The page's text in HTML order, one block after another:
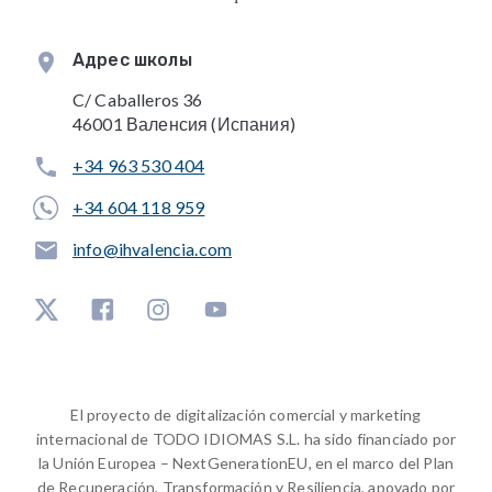
Адрес школы
C/ Caballeros 36
46001 Валенсия (Испания)
+34 963 530 404
+34 604 118 959
info@ihvalencia.com
El proyecto de digitalización comercial y marketing
internacional de TODO IDIOMAS S.L. ha sido financiado por
la Unión Europea – NextGenerationEU, en el marco del Plan
de Recuperación, Transformación y Resiliencia, apoyado por